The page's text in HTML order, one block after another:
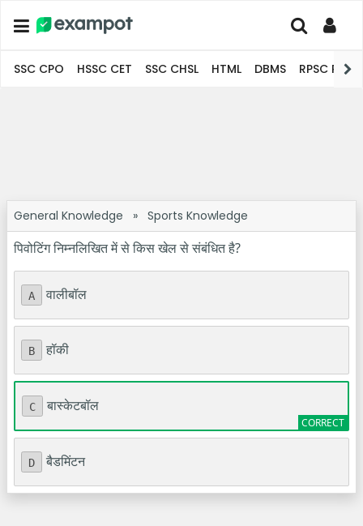
SSC CPO HSSC CET SSC CHSL HTML DBMS RPSC
General Knowledge » Sports Knowledge
पिवोटिंग निम्नलिखित में से किस खेल से संबंधित है?
A वालीबॉल
B हॉकी
C बास्केटबॉल
D बैडमिंटन